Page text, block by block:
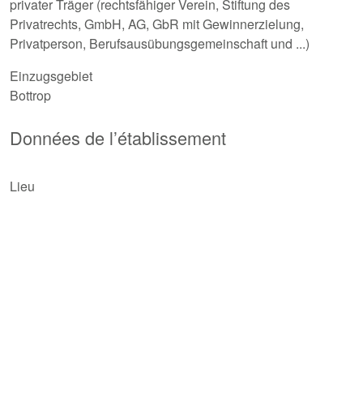
privater Träger (rechtsfähiger Verein, Stiftung des
Privatrechts, GmbH, AG, GbR mit Gewinnerzielung,
Privatperson, Berufsausübungsgemeinschaft und ...)
Einzugsgebiet
Bottrop
Données de l’établissement
Lieu